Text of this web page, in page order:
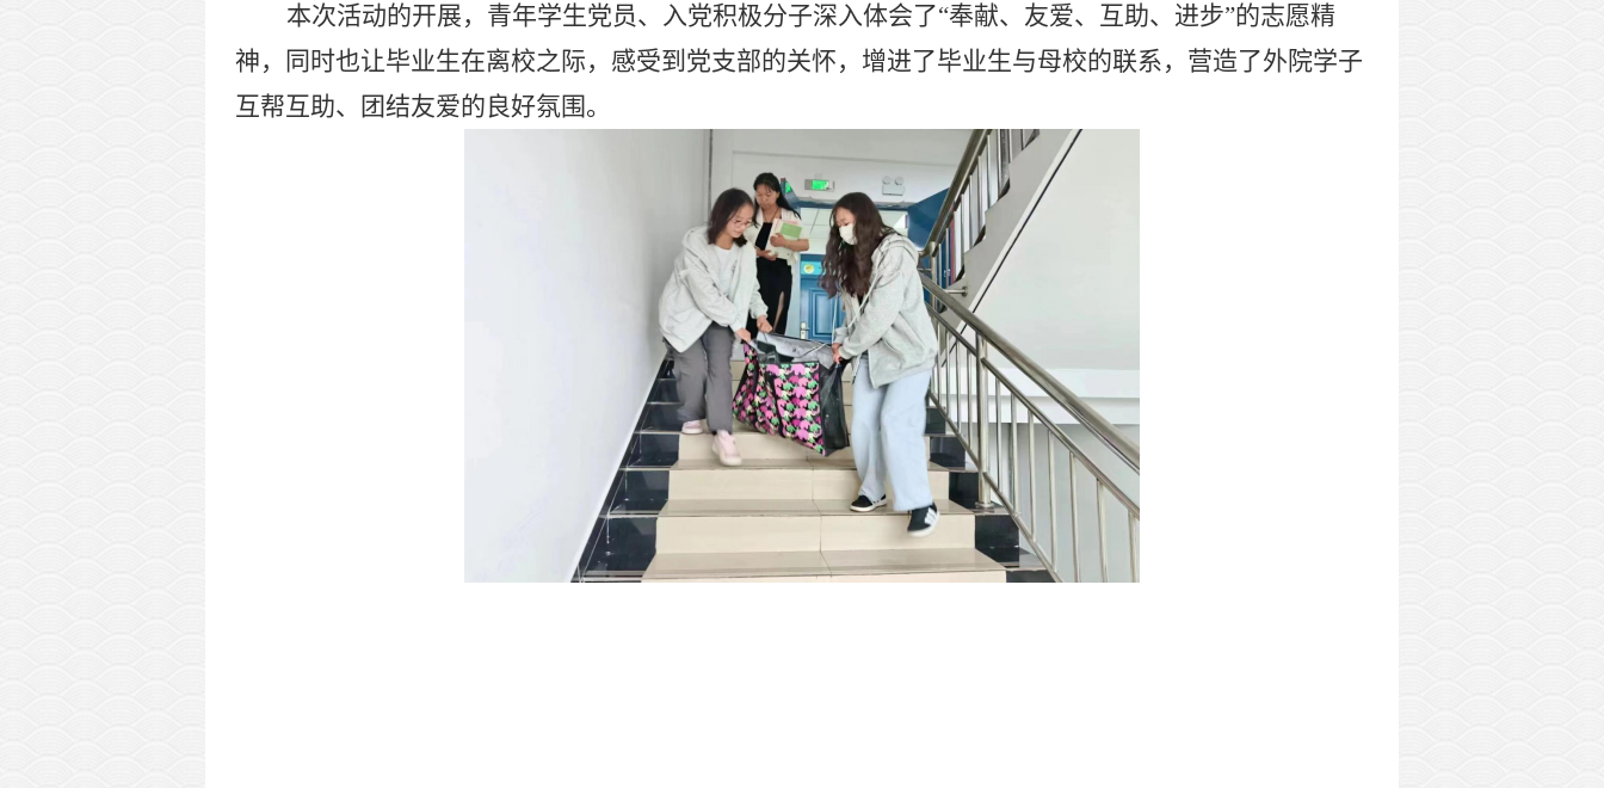
本次活动的开展，青年学生党员、入党积极分子深入体会了“奉献、友爱、互助、进步”的志愿精
神，同时也让毕业生在离校之际，感受到党支部的关怀，增进了毕业生与母校的联系，营造了外院学子
互帮互助、团结友爱的良好氛围。